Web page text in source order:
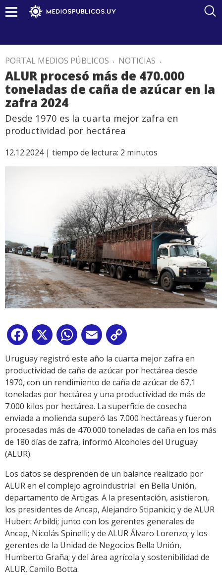
PORTAL MEDIOS PÚBLICOS . NOTICIAS .
ALUR procesó más de 470.000
toneladas de caña de azúcar en la
zafra 2024
Desde 1970 es la cuarta mejor zafra en
productividad por hectárea
12.12.2024 | tiempo de lectura: 2 minutos
Facebook
X WhatsApp
Email
Link
Uruguay registró este año la cuarta mejor zafra en
productividad de caña de azúcar por hectárea desde
1970, con un rendimiento de caña de azúcar de 67,1
toneladas por hectárea y una productividad de más de
7.000 kilos por hectárea. La superficie de cosecha
enviada a molienda superó las 7.000 hectáreas y fueron
procesadas más de 470.000 toneladas de caña en los más
de 180 días de zafra, informó Alcoholes del Uruguay
(ALUR).
Los datos se desprenden de un balance realizado por
ALUR en el complejo agroindustrial en Bella Unión,
departamento de Artigas. A la presentación, asistieron,
los presidentes de Ancap, Alejandro Stipanicic; y de ALUR
Hubert Arbildi; junto con los gerentes generales de
Ancap, Nicolás Spinelli; y de ALUR Álvaro Lorenzo; y los
gerentes de la Unidad de Negocios Bella Unión,
Humberto Graña; y del área agrícola y sostenibilidad de
ALUR, Camilo Botta.